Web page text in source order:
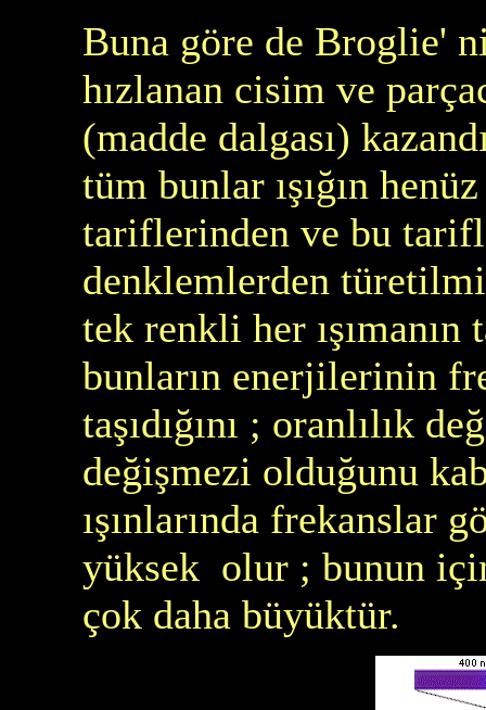
Buna göre de Broglie'
hızlanan cisim ve
(madde dalgası)
tüm bunlar ışığın
tariflerinden ve bu
denklemlerden
tek renkli her
bunların enerjilerinin
taşıdığını ; oranlılık
değişmezi olduğunu
ışınlarında frekanslar
yüksek olur ; bunun
çok daha büyüktür.